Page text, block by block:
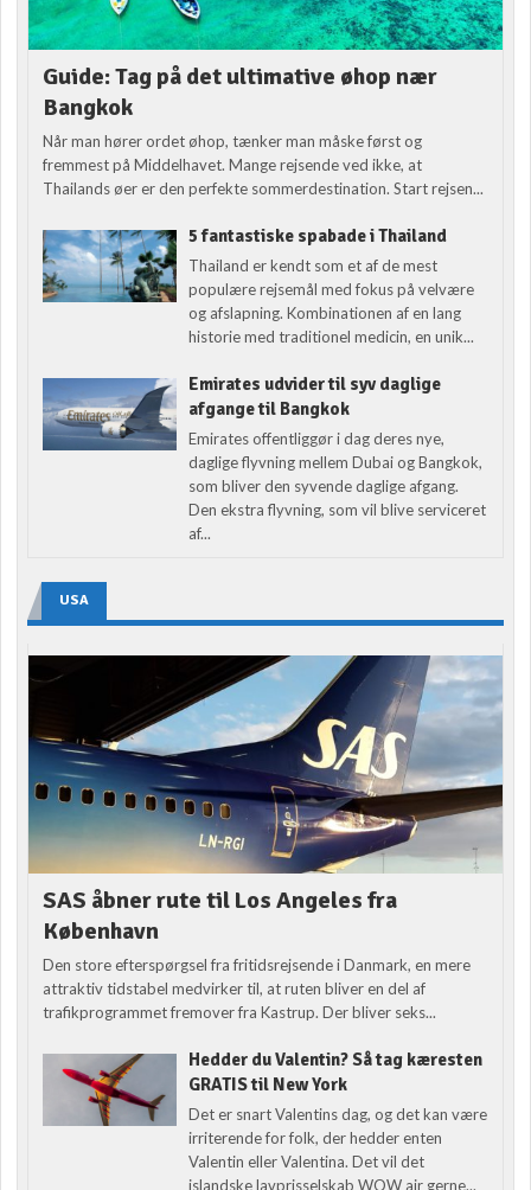
Guide: Tag på det ultimative øhop nær
Bangkok
Når man hører ordet øhop, tænker man måske først og
fremmest på Middelhavet. Mange rejsende ved ikke, at
Thailands øer er den perfekte sommerdestination. Start rejsen...
5 fantastiske spabade i Thailand
Thailand er kendt som et af de mest
populære rejsemål med fokus på velvære
og afslapning. Kombinationen af en lang
historie med traditionel medicin, en unik...
Emirates udvider til syv daglige
afgange til Bangkok
Emirates offentliggør i dag deres nye,
daglige flyvning mellem Dubai og Bangkok,
som bliver den syvende daglige afgang.
Den ekstra flyvning, som vil blive serviceret
af...
USA
SAS åbner rute til Los Angeles fra
København
Den store efterspørgsel fra fritidsrejsende i Danmark, en mere
attraktiv tidstabel medvirker til, at ruten bliver en del af
trafikprogrammet fremover fra Kastrup. Der bliver seks...
Hedder du Valentin? Så tag kæresten
GRATIS til New York
Det er snart Valentins dag, og det kan være
irriterende for folk, der hedder enten
Valentin eller Valentina. Det vil det
islandske lavprisselskab WOW air gerne...